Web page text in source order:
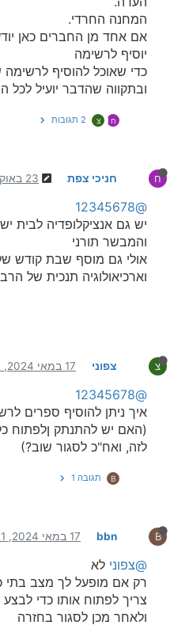
המחנה החרדי.
אם אחד מן החברים כאן
יוסיף לרשימה
כדי שאוכל להוסיף
ובתקווה שהדבר יועיל לכל
ח צ 2 תגובות
ח חניכי צפת 23 באוק׳ 2023, 16:23
@12345678
יש גם אנציקלופדיה לבית
והמבשר תורני
אולי גם מוסף שבת קודש
וארכיאולוגיה תנכית של
צ צפוני 17 במאי 2024, 6:44
@12345678
איך ניתן להוסיף ספרים
(האם יש להתנתק ןלפתוח
לזה, ואח"כ לסגור שוב?)
B תגובה 1
B
bbn 17 במאי 2024, 7:21
@צפוני לא
רק אם מופעל לך מצב בתי
צריך לפתוח אותו כדי
ולאחר מכן לסגור בחזרה